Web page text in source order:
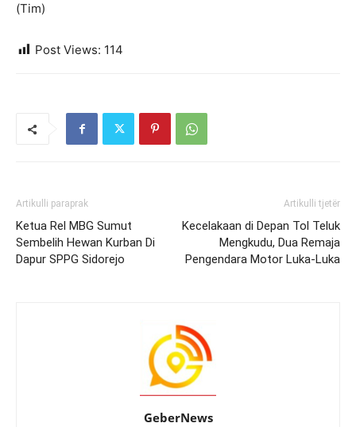
(Tim)
Post Views: 114
Artikulli paraprak
Ketua Rel MBG Sumut
Sembelih Hewan Kurban Di
Dapur SPPG Sidorejo
Artikulli tjetër
Kecelakaan di Depan Tol Teluk
Mengkudu, Dua Remaja
Pengendara Motor Luka-Luka
GeberNews